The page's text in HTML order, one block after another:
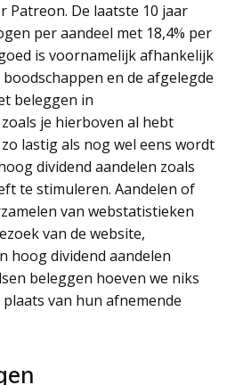
Patreon. De laatste 10 jaar
per aandeel met 18,4% per
is voornamelijk afhankelijk
en de afgelegde
beleggen in
je hierboven al hebt
lastig als nog wel eens wordt
dividend aandelen zoals
te stimuleren. Aandelen of
van webstatistieken
van de website,
hoog dividend aandelen
beleggen hoeven we niks
van hun afnemende